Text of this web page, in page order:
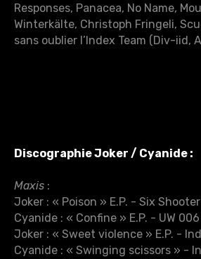
Responses, Panacea, No Name,
Winterkälte, Christoph Fringeli,
sans oublier l’Index Team (Div-iid,
Discographie Joker / Cyanide :
Maxis :
Joker : « Poison » E.P. - Six
Cyanide : « Confine » E.P. - UW
Joker : « Sweet violence » E.P. -
Cyanide : « Swinging scissors » -